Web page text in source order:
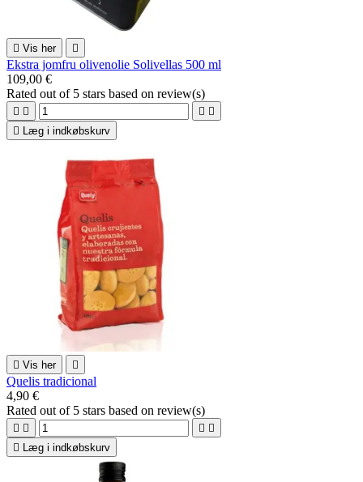
 Vis her 
Ekstra jomfru olivenolie Solivellas 500 ml
109,00 €
Rated out of 5 stars based on review(s)
   

Læg i indkøbskurv
 Vis her 
Quelis tradicional
4,90 €
Rated out of 5 stars based on review(s)
   

Læg i indkøbskurv